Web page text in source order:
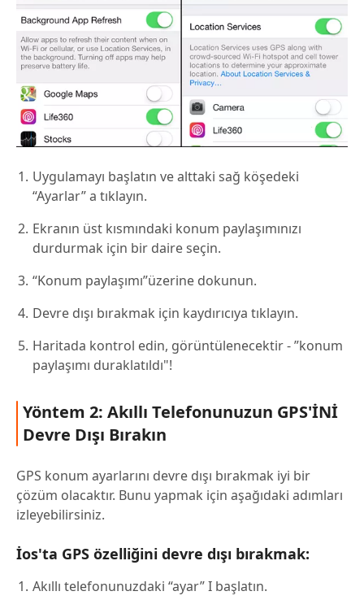
Uygulamayı başlatın ve alttaki sağ köşedeki
“Ayarlar” a tıklayın.
Ekranın üst kısmındaki konum paylaşımınızı
durdurmak için bir daire seçin.
“Konum paylaşımı”üzerine dokunun.
Devre dışı bırakmak için kaydırıcıya tıklayın.
Haritada kontrol edin, görüntülenecektir - ”konum
paylaşımı duraklatıldı"!
Yöntem 2: Akıllı Telefonunuzun GPS'İNİ
Devre Dışı Bırakın
GPS konum ayarlarını devre dışı bırakmak iyi bir
çözüm olacaktır. Bunu yapmak için aşağıdaki adımları
izleyebilirsiniz.
İos'ta GPS özelliğini devre dışı bırakmak:
Akıllı telefonunuzdaki “ayar” I başlatın.